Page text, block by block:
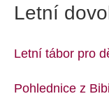
Letní
Letní tábor pro
Pohlednice z